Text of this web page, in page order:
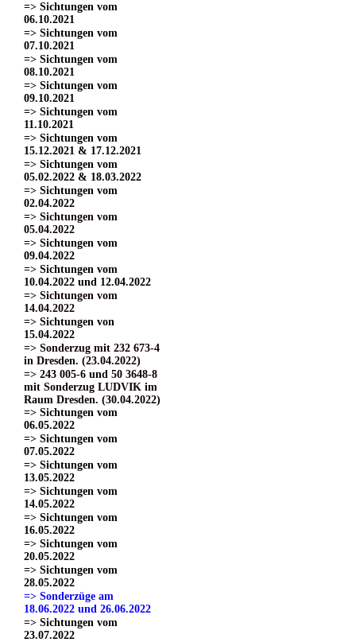
=> Sichtungen vom
06.10.2021
=> Sichtungen vom
07.10.2021
=> Sichtungen vom
08.10.2021
=> Sichtungen vom
09.10.2021
=> Sichtungen vom
11.10.2021
=> Sichtungen vom
15.12.2021 & 17.12.2021
=> Sichtungen vom
05.02.2022 & 18.03.2022
=> Sichtungen vom
02.04.2022
=> Sichtungen vom
05.04.2022
=> Sichtungen vom
09.04.2022
=> Sichtungen vom
10.04.2022 und 12.04.2022
=> Sichtungen vom
14.04.2022
=> Sichtungen von
15.04.2022
=> Sonderzug mit 232 673-4
in Dresden. (23.04.2022)
=> 243 005-6 und 50 3648-8
mit Sonderzug LUDVIK im
Raum Dresden. (30.04.2022)
=> Sichtungen vom
06.05.2022
=> Sichtungen vom
07.05.2022
=> Sichtungen vom
13.05.2022
=> Sichtungen vom
14.05.2022
=> Sichtungen vom
16.05.2022
=> Sichtungen vom
20.05.2022
=> Sichtungen vom
28.05.2022
=> Sonderzüge am
18.06.2022 und 26.06.2022
=> Sichtungen vom
23.07.2022